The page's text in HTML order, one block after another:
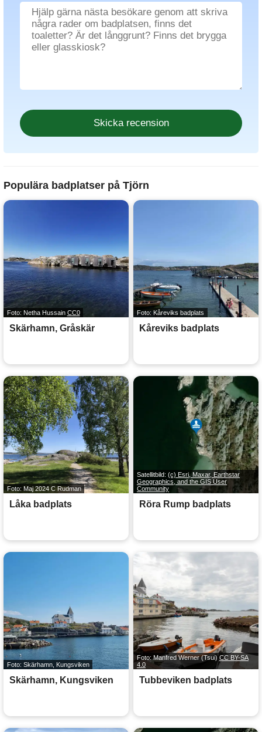
Populära badplatser på Tjörn
Foto: Netha Hussain CC0
Skärhamn, Gråskär
Foto: Kåreviks badplats
Kåreviks badplats
Foto: Maj 2024 C Rudman
Låka badplats
Satellitbild: (c) Esri, Maxar, Earthstar
Geographics, and the GIS User
Community
Röra Rump badplats
Foto: Skärhamn, Kungsviken
Skärhamn, Kungsviken
Foto: Manfred Werner (Tsui)CC BY-SA
4.0
Tubbeviken badplats